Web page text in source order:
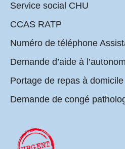
Service social CHU
CCAS RATP
Numéro de téléphone
Demande d’aide à
Portage de repas à domicile
Demande de congé